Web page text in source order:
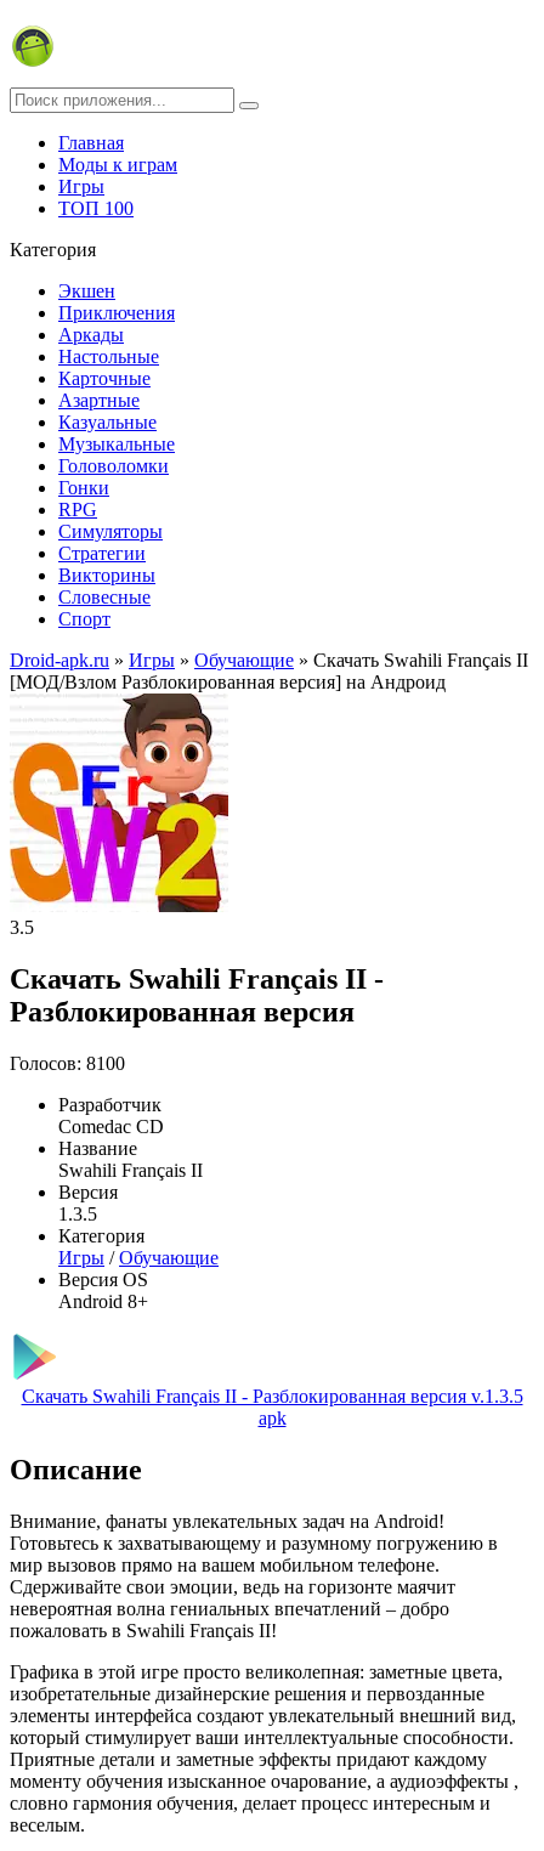
Главная
Моды к играм
Игры
ТОП 100
Категория
Экшен
Приключения
Аркады
Настольные
Карточные
Азартные
Казуальные
Музыкальные
Головоломки
Гонки
RPG
Симуляторы
Стратегии
Викторины
Словесные
Спорт
Droid-apk.ru » Игры » Обучающие » Скачать Swahili Français II
[МОД/Взлом Разблокированная версия] на Андроид
3.5
Скачать Swahili Français II -
Разблокированная версия
Голосов: 8100
Разработчик
Comedac CD
Название
Swahili Français II
Версия
1.3.5
Категория
Игры /Обучающие
Версия OS
Android 8+
Скачать Swahili Français II - Разблокированная версия v.1.3.5
apk
Описание
Внимание, фанаты увлекательных задач на Android!
Готовьтесь к захватывающему и разумному погружению в
мир вызовов прямо на вашем мобильном телефоне.
Сдерживайте свои эмоции, ведь на горизонте маячит
невероятная волна гениальных впечатлений – добро
пожаловать в Swahili Français II!
Графика в этой игре просто великолепная: заметные цвета,
изобретательные дизайнерские решения и первозданные
элементы интерфейса создают увлекательный внешний вид,
который стимулирует ваши интеллектуальные способности.
Приятные детали и заметные эффекты придают каждому
моменту обучения изысканное очарование, а аудиоэффекты ,
словно гармония обучения, делает процесс интересным и
веселым.